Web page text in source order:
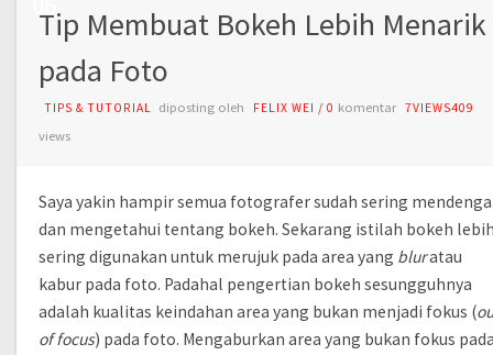
Tip Membuat Bokeh Lebih Menarik
pada Foto
TIPS & TUTORIAL diposting oleh FELIX WEI /0 komentar 7VIEWS409
views
Saya yakin hampir semua fotografer sudah sering
dan mengetahui tentang bokeh. Sekarang istilah bokeh
sering digunakan untuk merujuk pada area yang bluratau
kabur pada foto. Padahal pengertian bokeh sesungguhnya
adalah kualitas keindahan area yang bukan menjadi fokus (
of focus) pada foto. Mengaburkan area yang bukan fokus